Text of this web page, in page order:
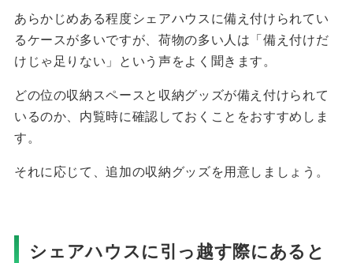
あらかじめある程度シェアハウスに備え付けられてい
るケースが多いですが、荷物の多い人は「備え付けだ
けじゃ足りない」という声をよく聞きます。
どの位の収納スペースと収納グッズが備え付けられて
いるのか、内覧時に確認しておくことをおすすめしま
す。
それに応じて、追加の収納グッズを用意しましょう。
シェアハウスに引っ越す際にあると